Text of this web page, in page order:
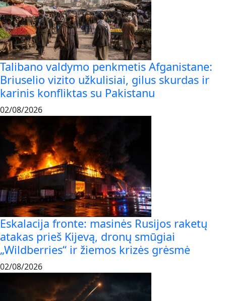
Talibano valdymo penkmetis Afganistane:
Briuselio vizito užkulisiai, gilus skurdas ir
karinis konfliktas su Pakistanu
02/08/2026
Eskalacija fronte: masinės Rusijos raketų
atakas prieš Kijevą, dronų smūgiai
„Wildberries“ ir žiemos krizės grėsmė
02/08/2026